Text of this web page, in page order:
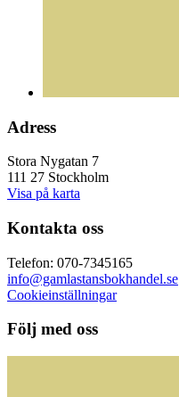
Adress
Stora Nygatan 7
111 27 Stockholm
Visa på karta
Kontakta oss
Telefon: 070-7345165
info@gamlastansbokhandel.se
Cookieinställningar
Följ med oss